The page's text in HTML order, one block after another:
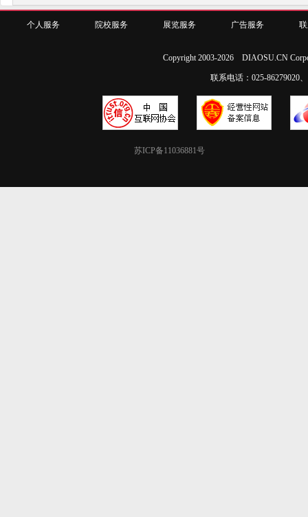
个人服务 院校服务 展览服务 广告服务
Copyright 2003-2026 DIAOSU.CN
联系电话：025-86279020
苏ICP备11036881号